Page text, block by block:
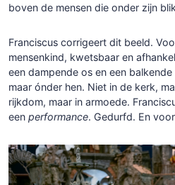
boven de mensen die onder zijn
Franciscus corrigeert dit beeld.
mensenkind, kwetsbaar en
een dampende os en een
maar ónder hen. Niet in de kerk,
rijkdom, maar in armoede.
een performance. Gedurfd. En